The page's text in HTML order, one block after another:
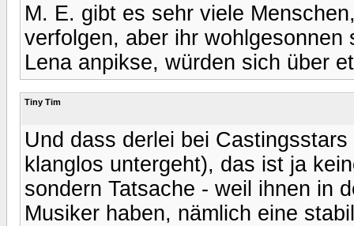
M. E. gibt es sehr viele
verfolgen, aber ihr
Lena anpikse, würden sich über
Tiny Tim
Und dass derlei bei
klanglos untergeht), das ist ja
sondern Tatsache - weil ihnen in
Musiker haben, nämlich eine